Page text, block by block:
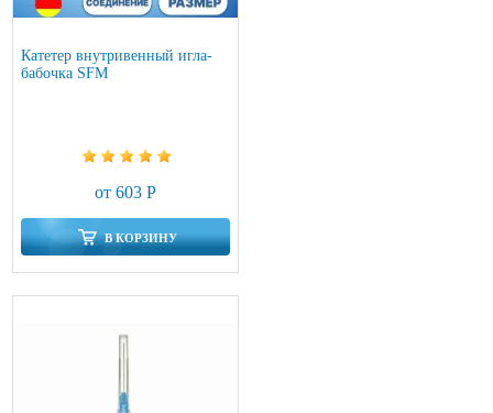
Катетер внутривенный игла-
бабочка SFM
от 603 Р
В КОРЗИНУ